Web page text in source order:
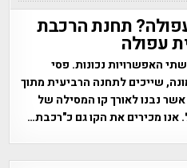
תחנת הרכבת
עפולה
האפשרויות נכונות. פסי
שייכים לתחנה הרביעית מתוך
נבנו לאורך קו המסילה של
מכירים את הקו גם כ"רכבת…